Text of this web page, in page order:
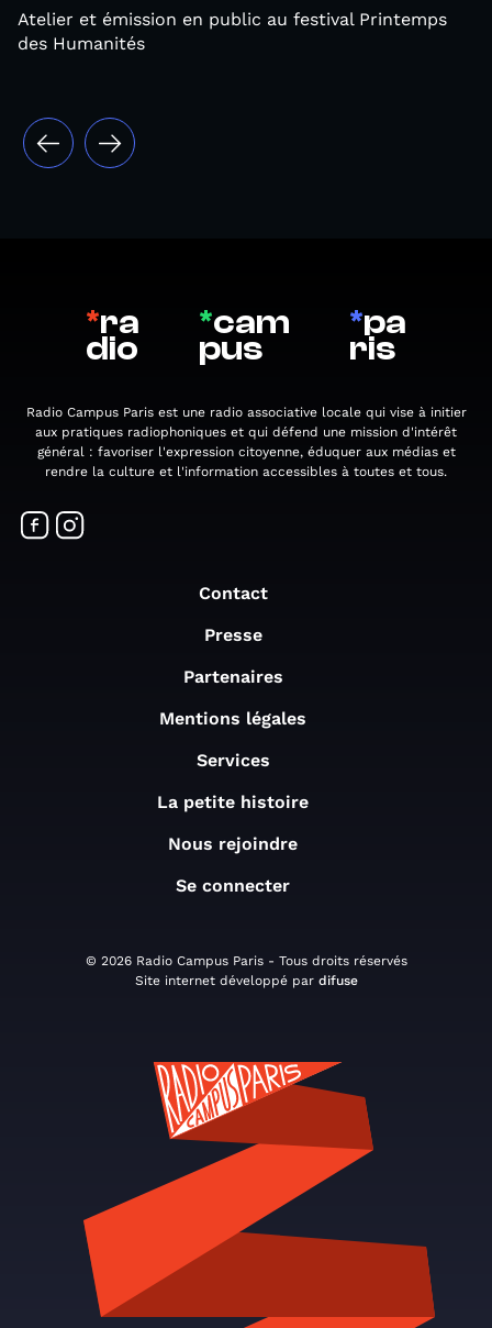
Atelier et émission en public au festival Printemps
des Humanités
*ra
dio
*cam
pus
*pa
ris
Radio Campus Paris est une radio associative locale qui vise à initier
aux pratiques radiophoniques et qui défend une mission d'intérêt
général : favoriser l'expression citoyenne, éduquer aux médias et
rendre la culture et l'information accessibles à toutes et tous.
Contact
Presse
Partenaires
Mentions légales
Services
La petite histoire
Nous rejoindre
Se connecter
© 2026 Radio Campus Paris - Tous droits réservés
Site internet développé par difuse